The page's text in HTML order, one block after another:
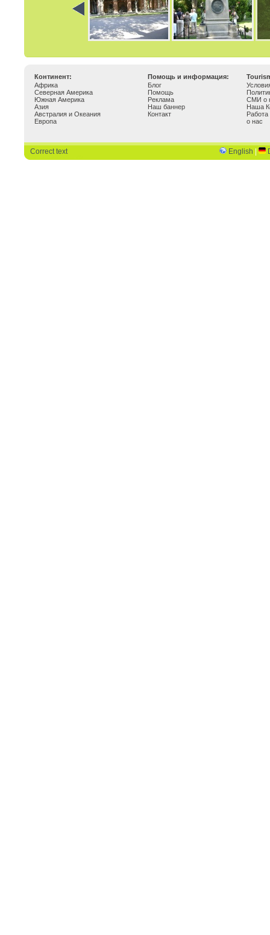
Континент: Помощь и информация:
Африка
Северная Америка
Южная Америка
Азия
Австралия и Океания
Европа
Блог
Помощь
Реклама
Наш баннер
Контакт
СМИ о
Наша
Работа
о нас
Correct text English